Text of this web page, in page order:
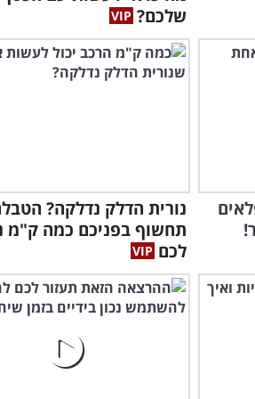
5:23
בקלות!
שלכם?
נורית הדלק נדלקה?
תחשוף בפניכם כמה ק"מ
לכם